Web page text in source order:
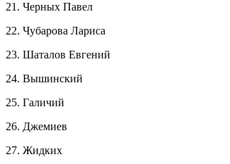
21. Черных Павел
22. Чубарова Лариса
23. Шаталов Евгений
24. Вышинский
25. Галичий
26. Джемиев
27. Жидких